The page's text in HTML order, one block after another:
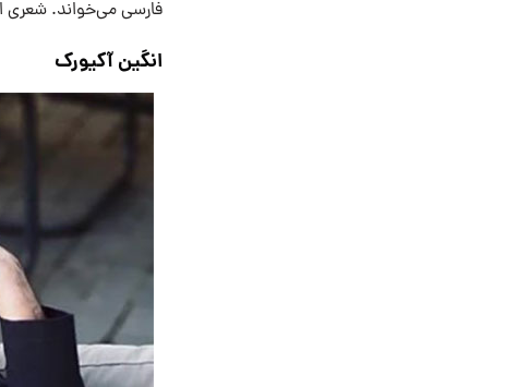
فارسی می‌خواند. شعری
انگین آکیورک